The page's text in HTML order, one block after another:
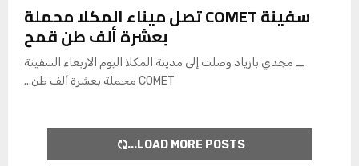
سفينة COMET تصل ميناء المكلا محملة
بعشرة ألف طن قمح
_ مجدي بازياد وصلت إلى مدينة المكلا اليوم الاربعاء السفينة
COMET محملة بعشرة ألف طن...
LOAD MORE POSTS